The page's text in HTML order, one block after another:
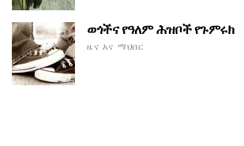
ወጎችና የዓለም ሕዝቦች የጉምሩክ
ዜና እና ማህበር